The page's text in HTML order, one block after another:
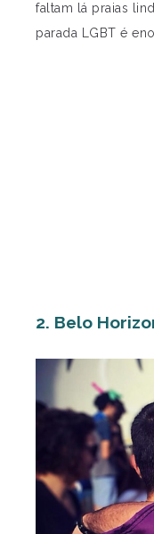
faltam lá praias
parada LGBT é
2. Belo